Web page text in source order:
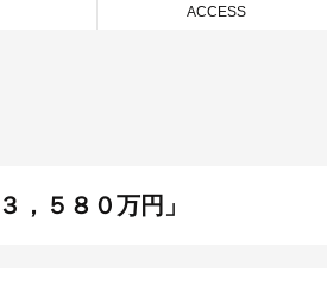
ACCESS
，５８０万円」